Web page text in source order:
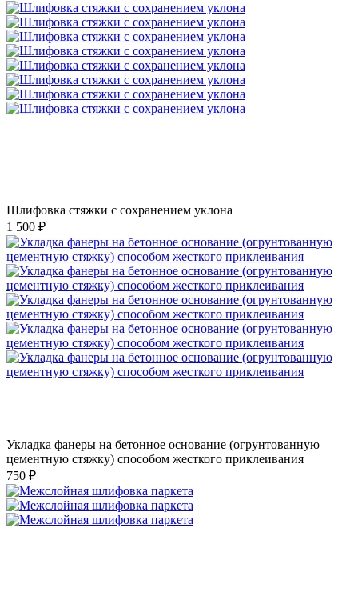
Шлифовка стяжки с сохранением уклона
1 500 ₽
Укладка фанеры на бетонное основание (огрунтованную
цементную стяжку) способом жесткого приклеивания
750 ₽